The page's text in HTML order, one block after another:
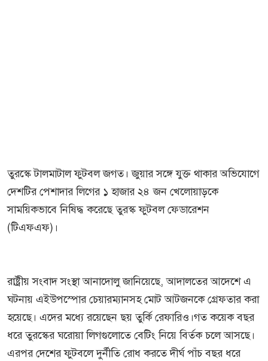
তুরস্কে টালমাটাল ফুটবল জগত। জুয়ার সঙ্গে যুক্ত থাকার অভিযোগে
দেশটির পেশাদার লিগের ১ হাজার ২৪ জন খেলোয়াড়কে
সাময়িকভাবে নিষিদ্ধ করেছে তুরস্ক ফুটবল ফেডারেশন
(টিএফএফ)।
রাষ্ট্রীয় সংবাদ সংস্থা আনাদোলু জানিয়েছে, আদালতের আদেশে এ
ঘটনায় এইউপস্পোর চেয়ারম্যানসহ মোট আটজনকে গ্রেফতার করা
হয়েছে। এদের মধ্যে রয়েছেন ছয় তুর্কি রেফারিও।গত কয়েক বছর
ধরে তুরস্কের ঘরোয়া লিগগুলোতে বেটিং নিয়ে বির্তক চলে আসছে।
এরপর দেশের ফুটবলে দুর্নীতি রোধ করতে দীর্ঘ পাঁচ বছর ধরে